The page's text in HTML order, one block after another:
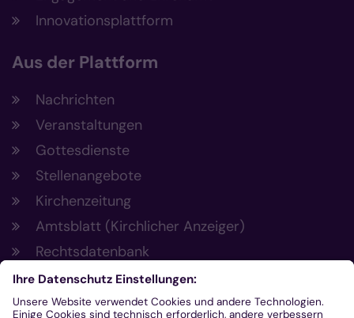
Innovationsplattform
Aus der Plattform
Nachrichten
Veranstaltungen
Gottesdienste
Stellenangebote
Kirchenzeitung
Amtsblatt (Kirchlicher Anzeiger)
Rechtsdatenbank
Meldestelle gemäß Hinweisgeberschutzgesetz